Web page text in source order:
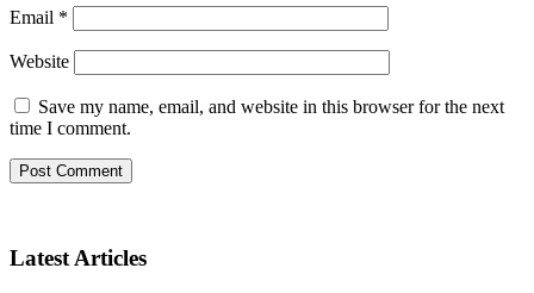
Email *
Website
Save my name, email, and website in this browser for the next
time I comment.
Latest Articles